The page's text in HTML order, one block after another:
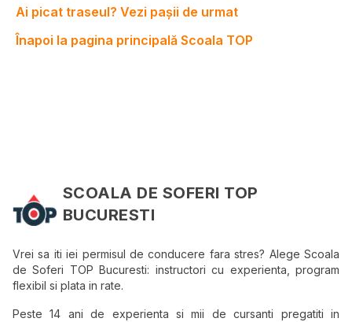
Ai picat traseul? Vezi pașii de urmat
Înapoi la pagina principală Scoala TOP
SCOALA DE SOFERI TOP
BUCURESTI
Vrei sa iti iei permisul de conducere fara stres? Alege Scoala
de Soferi TOP Bucuresti: instructori cu experienta, program
flexibil si plata in rate.
Peste 14 ani de experienta si mii de cursanti pregatiti in